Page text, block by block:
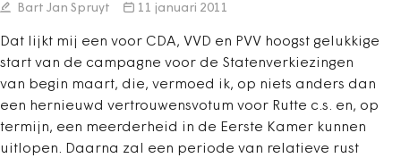
Bart Jan Spruyt 11 januari 2011
Dat lijkt mij een voor CDA, VVD en PVV hoogst gelukkige
start van de campagne voor de Statenverkiezingen
van begin maart, die, vermoed ik, op niets anders dan
een hernieuwd vertrouwensvotum voor Rutte c.s. en, op
termijn, een meerderheid in de Eerste Kamer kunnen
uitlopen. Daarna zal een periode van relatieve rust